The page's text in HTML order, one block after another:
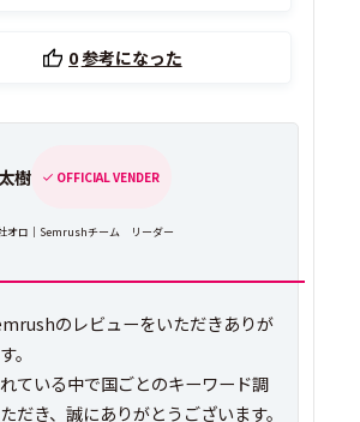
0参考になった
樹 OFFICIAL VENDER
オロ｜Semrushチーム リーダー
のレビューをいただきありが
。
ている中で国ごとのキーワード調
だき、誠にありがとうございます。